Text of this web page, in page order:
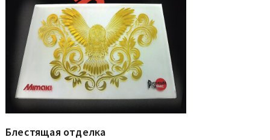
Блестящая отделка